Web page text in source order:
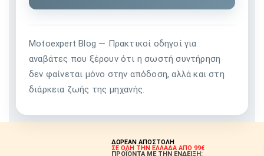
Motoexpert Blog — Πρακτικοί οδηγοί για
αναβάτες που ξέρουν ότι η σωστή συντήρηση
δεν φαίνεται μόνο στην απόδοση, αλλά και στη
διάρκεια ζωής της μηχανής.
ΔΩΡΕΑΝ ΑΠΟΣΤΟΛΗ
ΣΕ ΟΛΗ ΤΗΝ ΕΛΛΑΔΑ ΑΠΟ 99€
ΠΡΟΪΟΝΤΑ ΜΕ ΤΗΝ ΕΝΔΕΙΞΗ: